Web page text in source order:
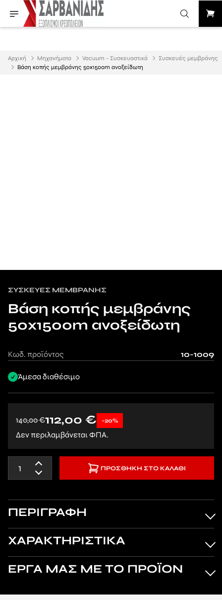
Αρχική Μηχανήματα Vacuum - Συσκευαστικά
Συσκευές μεμβράνης
Βάση κοπής μεμβράνης 50x1500m ανοξείδωτη
ΣΥΣΚΕΥΈΣ ΜΕΜΒΡΆΝΗΣ
Βάση κοπής μεμβράνης
50x1500m ανοξείδωτη
Κωδ. προϊόντος 10-1009
Άμεσα διαθέσιμο
140,00€112,00 € -20%
Δεν περιλαμβάνεται ΦΠΑ.
ΠΡΟΣΘΉΚΗ ΣΤΟ ΚΑΛΆΘΙ
ΠΕΡΙΓΡΑΦΗ
ΧΑΡΑΚΤΗΡΙΣΤΙΚΑ
ΕΡΓΑ ΜΑΣ ΜΕ ΤΟ ΠΡΟΪΟΝ